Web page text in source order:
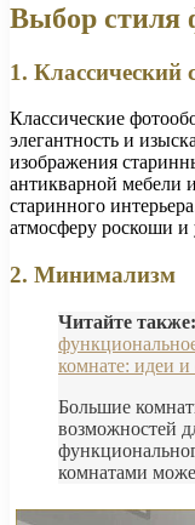
Выбор стиля
1. Классический
Классические
элегантность и
изображения
антикварной мебели
старинного
атмосферу роскоши
2. Минимализм
Читайте также:
комнате: идеи и
Большие
возможностей
комнатами